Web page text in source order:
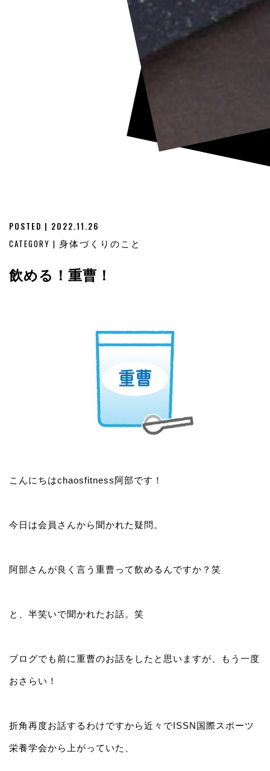
POSTED | 2022.11.26
CATEGORY | 身体づくりのこと
飲める！重曹！
こんにちはchaosfitness阿部です！
今日は会員さんから聞かれた疑問。
阿部さんが良く言う重曹って飲めるんですか？笑
と、半笑いで聞かれたお話。笑
ブログでも前に重曹のお話をしたと思いますが、もう一度
おさらい！
折角再度お話するわけですから近々でISSN国際スポーツ
栄養学会から上がっていた、